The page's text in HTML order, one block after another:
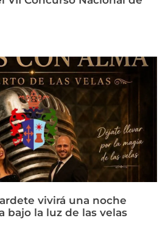
vivirá una noche
bajo la luz de las velas